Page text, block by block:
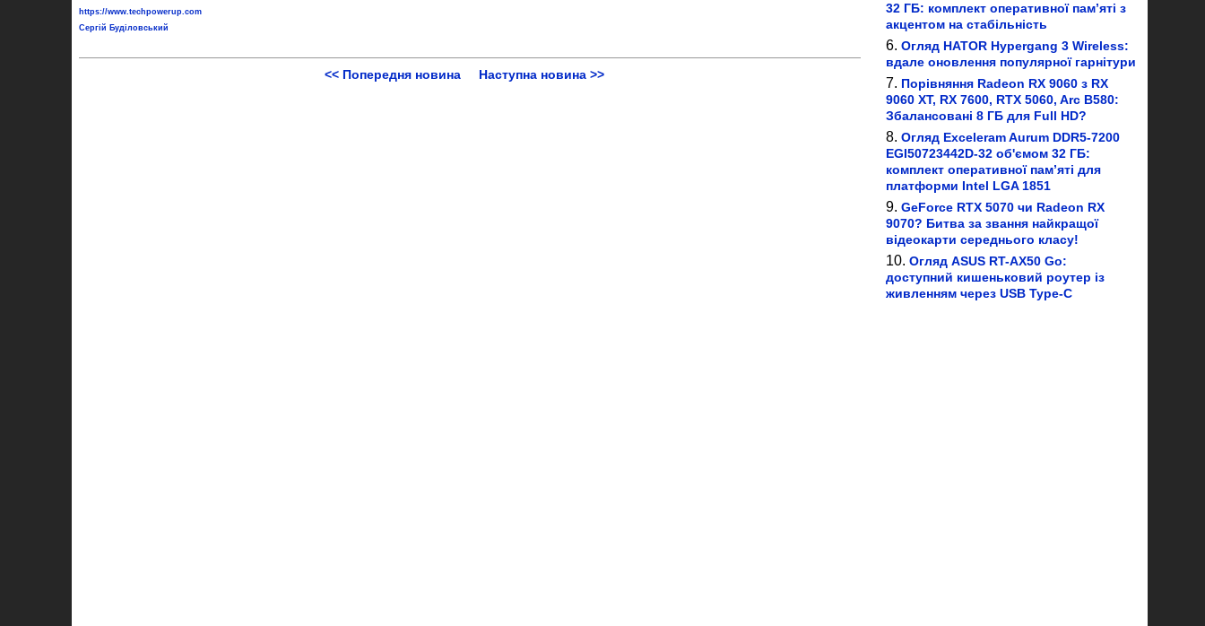
https://www.techpowerup.com
Сергій Буділовський
<< Попередня новина Наступна новина >>
32 ГБ: комплект оперативної пам’яті з
акцентом на стабільність
Огляд HATOR Hypergang 3 Wireless:
вдале оновлення популярної гарнітури
Порівняння Radeon RX 9060 з RX
9060 XT, RX 7600, RTX 5060, Arc B580:
Збалансовані 8 ГБ для Full HD?
Огляд Exceleram Aurum DDR5-7200
EGI50723442D-32 об'ємом 32 ГБ:
комплект оперативної пам’яті для
платформи Intel LGA 1851
GeForce RTX 5070 чи Radeon RX
9070? Битва за звання найкращої
відеокарти середнього класу!
Огляд ASUS RT-AX50 Go:
доступний кишеньковий роутер із
живленням через USB Type-C